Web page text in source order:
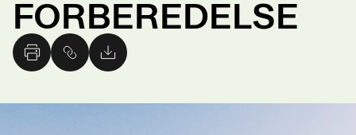
FORBEREDELSE